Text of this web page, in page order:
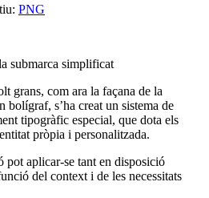
PNG
submarca simplificat
grans, com ara la façana de la
s’ha creat un sistema de
tipogràfic especial, que dota els
pròpia i personalitzada.
pot aplicar-se tant en disposició
del context i de les necessitats